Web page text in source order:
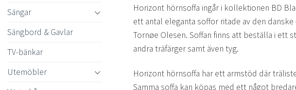
Sängar
Sängbord & Gavlar
TV-bänkar
Utemöbler
Horizont hörnsoffa ingår i kollektionen BD
ett antal eleganta soffor ritade av den danske
Tornøe Olesen. Soffan finns att beställa i ett
andra träfärger samt även tyg.
Horizont hörnsoffa har ett armstöd där
Samma soffa kan köpas med ett något